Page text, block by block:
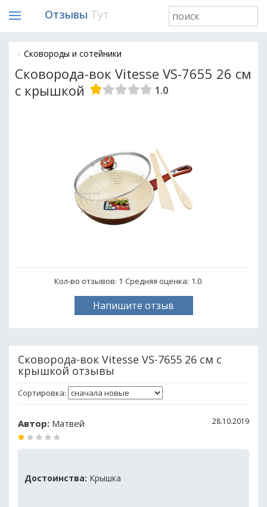
Отзывы Тут
Сковороды и сотейники
Сковорода-вок Vitesse VS-7655 26 см
с крышкой
1.0
Кол-во отзывов: 1 Средняя оценка: 1.0
Напишите отзыв
Сковорода-вок Vitesse VS-7655 26 см с
крышкой отзывы
Сортировка:
Автор: Матвей 28.10.2019
Достоинства: Крышка